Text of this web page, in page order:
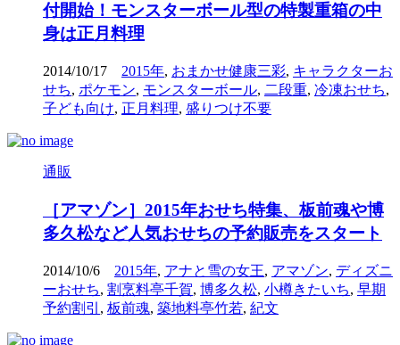
付開始！モンスターボール型の特製重箱の中
身は正月料理
2014/10/17 2015年, おまかせ健康三彩, キャラクターお
せち, ポケモン, モンスターボール, 二段重, 冷凍おせち,
子ども向け, 正月料理, 盛りつけ不要
通販
［アマゾン］2015年おせち特集、板前魂や博
多久松など人気おせちの予約販売をスタート
2014/10/6 2015年, アナと雪の女王, アマゾン, ディズニ
ーおせち, 割烹料亭千賀, 博多久松, 小樽きたいち, 早期
予約割引 , 板前魂, 築地料亭竹若, 紀文